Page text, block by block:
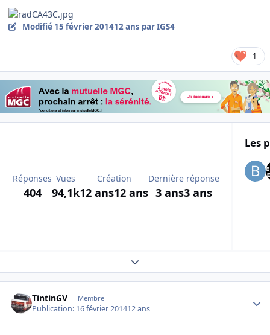
Modifié 15 février 201412 ans par IGS4
1
Réponses
404
Vues
94,1k
Création
12 ans12 ans
Dernière réponse
3 ans3 ans
Les
Expand topic overview
TintinGV Membre
Publication: 16 février 201412 ans